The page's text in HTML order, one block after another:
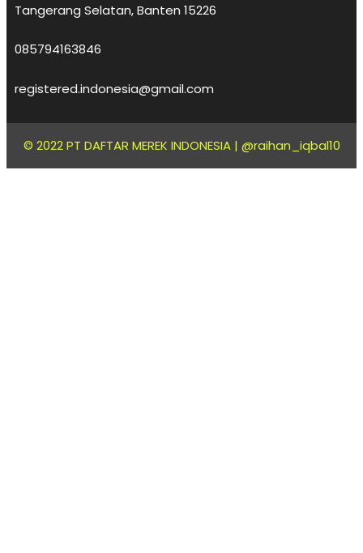
Tangerang Selatan, Banten 15226
085794163846
registered.indonesia@gmail.com
© 2022 PT DAFTAR MEREK INDONESIA | @raihan_iqbal10